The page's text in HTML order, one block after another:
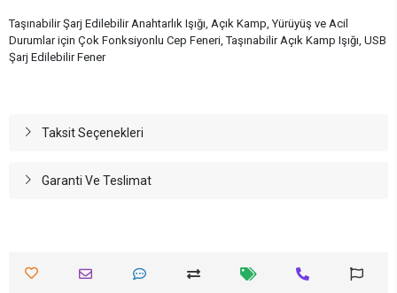
Taşınabilir Şarj Edilebilir Anahtarlık Işığı, Açık Kamp, Yürüyüş ve Acil
Durumlar için Çok Fonksiyonlu Cep Feneri, Taşınabilir Açık Kamp Işığı, USB
Şarj Edilebilir Fener
Taksit Seçenekleri
Garanti Ve Teslimat